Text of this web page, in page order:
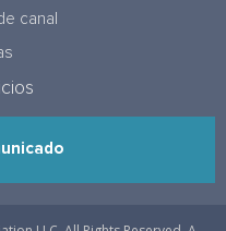
canal